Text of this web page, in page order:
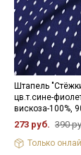
Штапель
цв.т.сине-
вискоза-100%,
273 руб. 390
Только